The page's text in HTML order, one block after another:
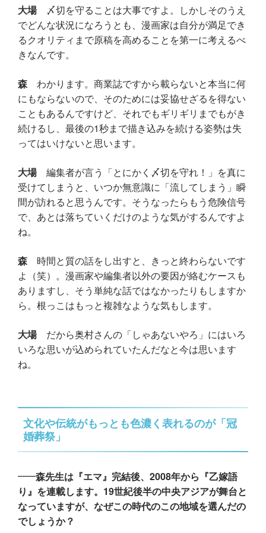
大場 〆切を守ることは大事ですよ。しかしそのうえ
でどんな状況になろうとも、漫画家は自分が満足でき
るクオリティまで原稿を高めることを第一に考えるべ
きなんです。
森 わかります。商業誌ですから載らないと本当に何
にもならないので、そのためには妥協せざるを得ない
こともあるんですけど、それでもギリギリまでもがき
続けるし、最後の1秒まで描き込みを続ける姿勢は失
ってはいけないと思います。
大場 編集者が言う「とにかく〆切を守れ！」を真に
受けてしまうと、いつか無意識に「流してしまう」瞬
間が訪れると思うんです。そうなったらもう危険信号
で、あとは落ちていくだけのような気がするんですよ
ね。
森 時間と質の話をし出すと、きっと終わらないです
よ（笑）。漫画家や編集者以外の要因が絡むケースも
ありますし、そう単純な話ではなかったりもしますか
ら。根っこはもっと複雑なような気もします。
大場 だから奥村さんの「しゃあないやろ」にはいろ
いろな思いが込められていたんだなと今は思います
ね。
文化や伝統がもっとも色濃く表れるのが「冠
婚葬祭」
森先生は『エマ』完結後、2008年から『乙嫁語
り』を連載します。19世紀後半の中央アジアが舞台と
なっていますが、なぜこの時代のこの地域を選んだの
でしょうか？